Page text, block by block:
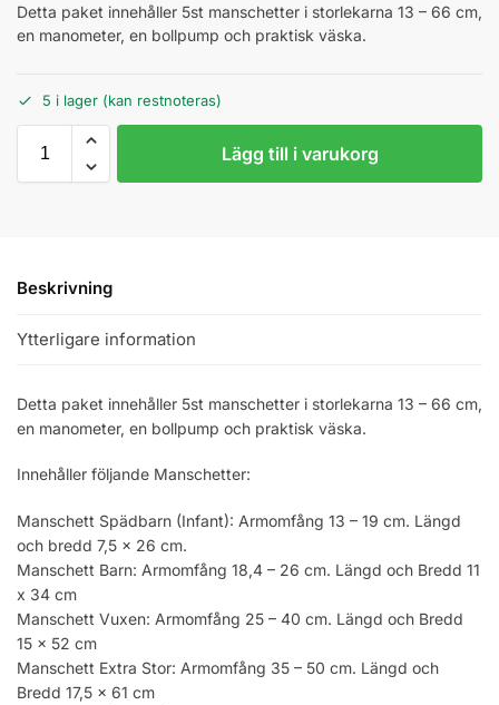
Detta paket innehåller 5st manschetter i storlekarna 13 – 66 cm,
en manometer, en bollpump och praktisk väska.
5 i lager (kan restnoteras)
Lägg till i varukorg
Beskrivning
Ytterligare information
Detta paket innehåller 5st manschetter i storlekarna 13 – 66 cm,
en manometer, en bollpump och praktisk väska.
Innehåller följande Manschetter:
Manschett Spädbarn (Infant): Armomfång 13 – 19 cm. Längd
och bredd 7,5 x 26 cm.
Manschett Barn: Armomfång 18,4 – 26 cm. Längd och Bredd 11
x 34 cm
Manschett Vuxen: Armomfång 25 – 40 cm. Längd och Bredd
15 x 52 cm
Manschett Extra Stor: Armomfång 35 – 50 cm. Längd och
Bredd 17,5 x 61 cm